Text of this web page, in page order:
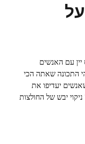
עם האנשים
התכונה שאתה הכי
יעדיפו את
יבש של החולצות